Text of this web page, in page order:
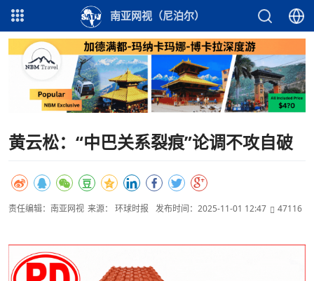
南亚网视（尼泊尔）
黄云松：“中巴关系裂痕”论调不攻自破
责任编辑：南亚网视 来源： 环球时报 发布时间：2025-11-01 12:47 47116